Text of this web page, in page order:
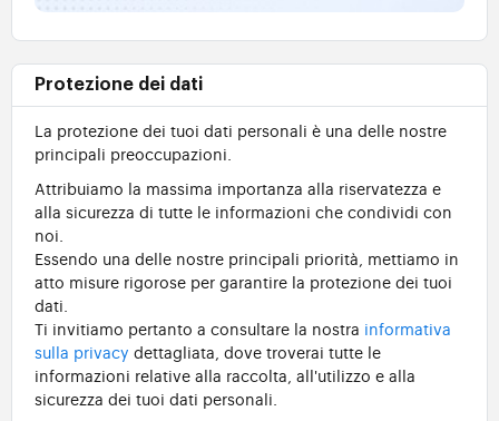
Protezione dei dati
La protezione dei tuoi dati personali è una delle nostre
principali preoccupazioni.
Attribuiamo la massima importanza alla riservatezza e
alla sicurezza di tutte le informazioni che condividi con
noi.
Essendo una delle nostre principali priorità, mettiamo in
atto misure rigorose per garantire la protezione dei tuoi
dati.
Ti invitiamo pertanto a consultare la nostra informativa
sulla privacy dettagliata, dove troverai tutte le
informazioni relative alla raccolta, all'utilizzo e alla
sicurezza dei tuoi dati personali.